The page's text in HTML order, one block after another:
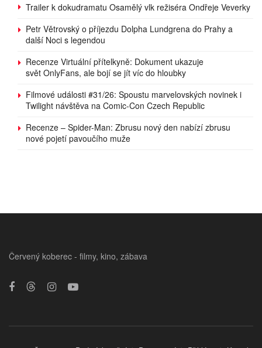
Trailer k dokudramatu Osamělý vlk režiséra Ondřeje Veverky
Petr Větrovský o příjezdu Dolpha Lundgrena do Prahy a
další Noci s legendou
Recenze Virtuální přítelkyně: Dokument ukazuje
svět OnlyFans, ale bojí se jít víc do hloubky
Filmové události #31/26: Spoustu marvelovských novinek i
Twilight návštěva na Comic-Con Czech Republic
Recenze – Spider-Man: Zbrusu nový den nabízí zbrusu
nové pojetí pavoučího muže
Červený koberec - filmy, kino, zábava